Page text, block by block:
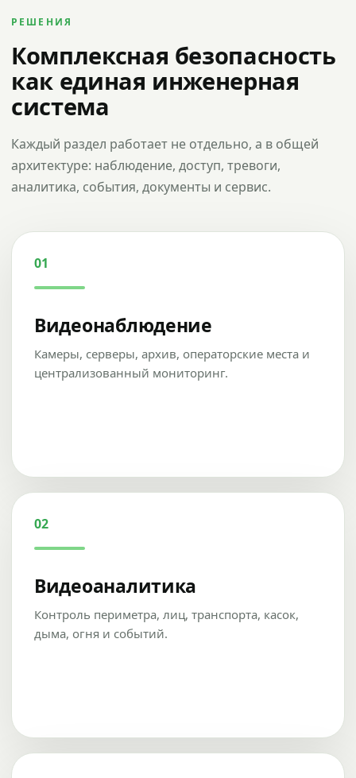
РЕШЕНИЯ
Комплексная безопасность
как единая инженерная
система
Каждый раздел работает не отдельно, а в общей
архитектуре: наблюдение, доступ, тревоги,
аналитика, события, документы и сервис.
01
Видеонаблюдение
Камеры, серверы, архив, операторские места и
централизованный мониторинг.
02
Видеоаналитика
Контроль периметра, лиц, транспорта, касок,
дыма, огня и событий.